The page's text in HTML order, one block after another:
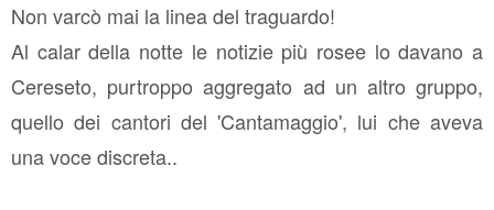
Non varcò mai la linea del traguardo!
Al calar della notte le notizie più rosee lo davano a
Cereseto, purtroppo aggregato ad un altro gruppo,
quello dei cantori del 'Cantamaggio', lui che aveva
una voce discreta..